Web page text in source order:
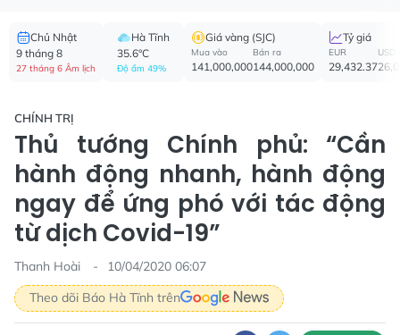
Chủ Nhật
9 tháng 8
27 tháng 6 Âm lịch
Hà Tĩnh
35.6°C
Độ ẩm 49%
Giá vàng (SJC)
Mua vào
141,000,000
Bán ra
144,000,000
Tỷ giá
EUR
29,432.37
USD
CHÍNH TRỊ
Thủ tướng Chính phủ: “Cần
hành động nhanh, hành động
ngay để ứng phó với tác động
từ dịch Covid-19”
Thanh Hoài
10/04/2020 06:07
Theo dõi Báo Hà Tĩnh trên